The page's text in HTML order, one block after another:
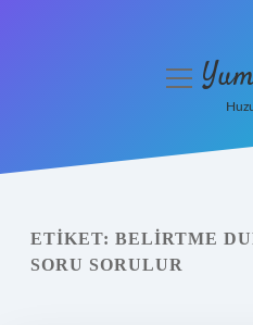
Yasal Uyarı
menüyü
ETIKET: BELIRTME
SORU SORULUR